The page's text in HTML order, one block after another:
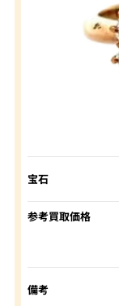
宝石
参考買取価格
備考